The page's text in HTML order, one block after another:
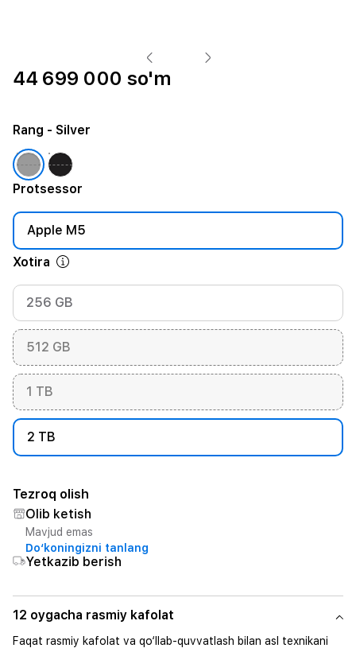
44 699 000 so'm
Rang - Silver
Protsessor
Apple M5
Xotira
256 GB
512 GB
1 TB
2 TB
Tezroq olish
Olib ketish
Mavjud emas
Do‘koningizni tanlang
Yetkazib berish
12 oygacha rasmiy kafolat
Faqat rasmiy kafolat va qo‘llab-quvvatlash bilan asl texnikani